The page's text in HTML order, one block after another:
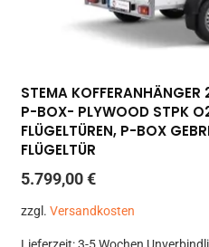
STEMA
P-BOX- PLYWOOD STPK
FLÜGELTÜREN, P-BOX
FLÜGELTÜR
5.799,00€
zzgl. Versandkosten
Lieferzeit:3-5 Wochen